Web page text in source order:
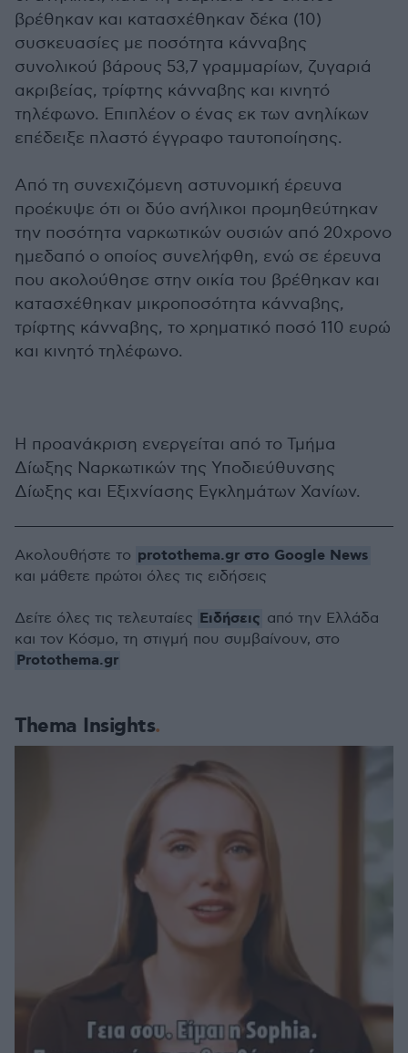
βρέθηκαν και κατασχέθηκαν δέκα (10)
συσκευασίες με ποσότητα κάνναβης
συνολικού βάρους 53,7 γραμμαρίων, ζυγαριά
ακριβείας, τρίφτης κάνναβης και κινητό
τηλέφωνο. Επιπλέον ο ένας εκ των ανηλίκων
επέδειξε πλαστό έγγραφο ταυτοποίησης.
Από τη συνεχιζόμενη αστυνομική έρευνα
προέκυψε ότι οι δύο ανήλικοι προμηθεύτηκαν
την ποσότητα ναρκωτικών ουσιών από 20χρονο
ημεδαπό ο οποίος συνελήφθη, ενώ σε έρευνα
που ακολούθησε στην οικία του βρέθηκαν και
κατασχέθηκαν μικροποσότητα κάνναβης,
τρίφτης κάνναβης, το χρηματικό ποσό 110 ευρώ
και κινητό τηλέφωνο.
Η προανάκριση ενεργείται από το Τμήμα
Δίωξης Ναρκωτικών της Υποδιεύθυνσης
Δίωξης και Εξιχνίασης Εγκλημάτων Χανίων.
Thema Insights
Ακολουθήστε το protothema.gr στο Google News
και μάθετε πρώτοι όλες τις ειδήσεις
Δείτε όλες τις τελευταίες Ειδήσεις από την Ελλάδα
και τον Κόσμο, τη στιγμή που συμβαίνουν, στο
Protothema.gr